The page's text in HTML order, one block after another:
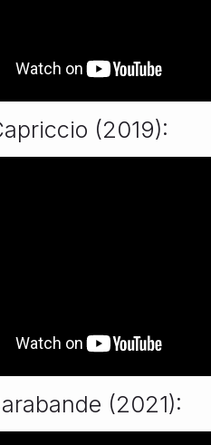
(2019):
(2021):